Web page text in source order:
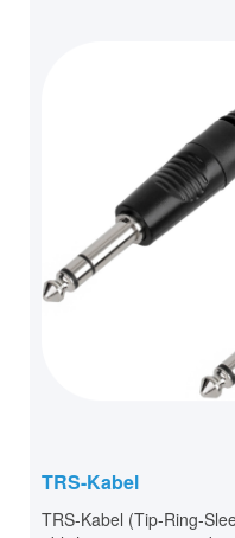
TRS-Kabel
TRS-Kabel (Tip-Ring-